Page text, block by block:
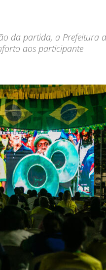
da partida, a Prefeitura
aos participante